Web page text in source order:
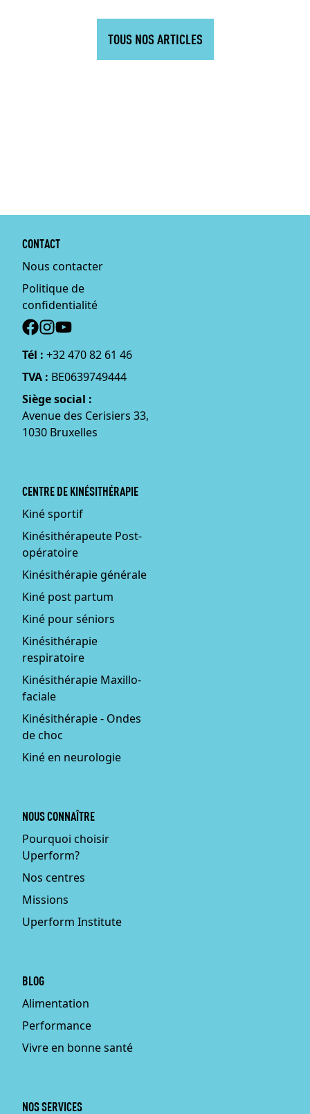
TOUS NOS ARTICLES
CONTACT
Nous contacter
Politique de
confidentialité
Social
Tél : +32 470 82 61 46
TVA : BE0639749444
Siège social :
Avenue des Cerisiers 33,
1030 Bruxelles
CENTRE DE KINÉSITHÉRAPIE
Kiné sportif
Kinésithérapeute Post-
opératoire
Kinésithérapie générale
Kiné post partum
Kiné pour séniors
Kinésithérapie
respiratoire
Kinésithérapie Maxillo-
faciale
Kinésithérapie - Ondes
de choc
Kiné en neurologie
NOUS CONNAÎTRE
Pourquoi choisir
Uperform?
Nos centres
Missions
Uperform Institute
BLOG
Alimentation
Performance
Vivre en bonne santé
NOS SERVICES